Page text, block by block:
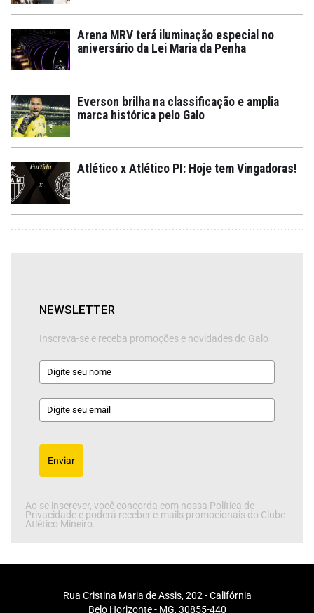
Arena MRV terá iluminação especial no
aniversário da Lei Maria da Penha
Everson brilha na classificação e amplia
marca histórica pelo Galo
Atlético x Atlético PI: Hoje tem Vingadoras!
NEWSLETTER
Inscreva-se e receba promoções e novidades do Galo
Enviar
Ao se inscrever, você concorda com nossa Política de
Privacidade e poderá receber e-mails promocionais do Clube
Atlético Mineiro.
Rua Cristina Maria de Assis, 202 - Califórnia
Belo Horizonte - MG, 30855-440